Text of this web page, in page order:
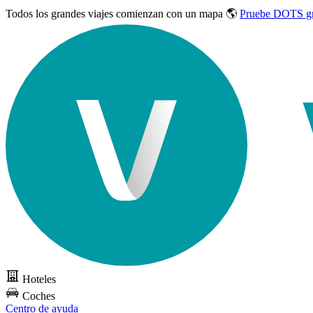
Todos los grandes viajes comienzan con un mapa 🌎 Pruebe DOTS
Hoteles
Coches
Centro de ayuda